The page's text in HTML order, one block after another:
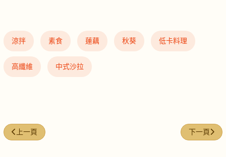
涼拌 素食 蓮藕 秋葵 低卡料理
高纖維 中式沙拉
上一篇文章: 開胃解膩皮蛋青瓜
上一頁 下一篇文章
下一頁